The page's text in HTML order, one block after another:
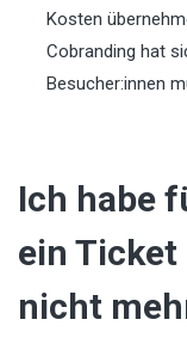
Kosten
Cobranding hat
Besucher:innen
Ich habe
ein
nicht